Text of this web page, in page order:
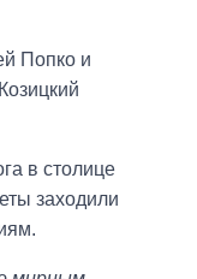
Попко и
в столице
заходили